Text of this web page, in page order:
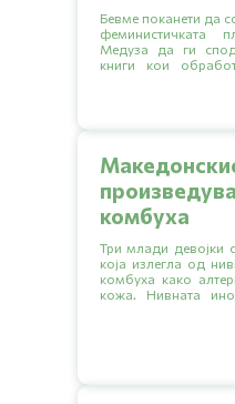
Бевме поканети да
феминистичката
Медуза да ги
книги кои
комбуха
Три млади девојки
која излегла од
комбуха како
кожа. Нивната